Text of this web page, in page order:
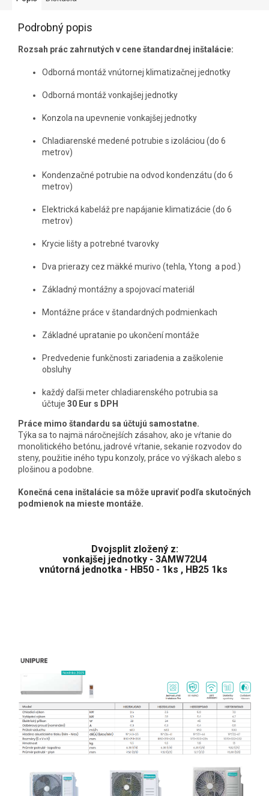
Podrobný popis
Rozsah prác zahrnutých v cene štandardnej inštalácie:
Odborná montáž vnútornej klimatizačnej jednotky
Odborná montáž vonkajšej jednotky
Konzola na upevnenie vonkajšej jednotky
Chladiarenské medené potrubie s izoláciou (do 6
metrov)
Kondenzačné potrubie na odvod kondenzátu (do 6
metrov)
Elektrická kabeláž pre napájanie klimatizácie (do 6
metrov)
Krycie lišty a potrebné tvarovky
Dva prierazy cez mäkké murivo (tehla, Ytong a pod.)
Základný montážny a spojovací materiál
Montážne práce v štandardných podmienkach
Základné upratanie po ukončení montáže
Predvedenie funkčnosti zariadenia a zaškolenie
obsluhy
každý daľši meter chladiarenského potrubia sa
účtuje 30 Eur s DPH
Práce mimo štandardu sa účtujú samostatne.
Týka sa to najmä náročnejších zásahov, ako je vŕtanie do
monolitického betónu, jadrové vŕtanie, sekanie rozvodov do
steny, použitie iného typu konzoly, práce vo výškach alebo s
plošinou a podobne.
Konečná cena inštalácie sa môže upraviť podľa skutočných
podmienok na mieste montáže.
Dvojsplit zložený z:
vonkajšej jednotky - 3AMW72U4
vnútorná jednotka - HB50 - 1ks , HB25 1ks